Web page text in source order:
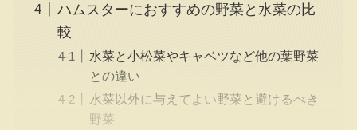
ハムスターにおすすめの野菜と水菜の比
較
水菜と小松菜やキャベツなど他の葉野菜
との違い
水菜以外に与えてよい野菜と避けるべき
野菜